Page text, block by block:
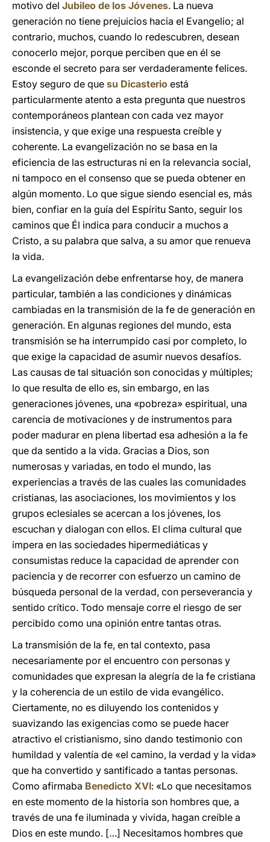
motivo del Jubileo de los Jóvenes. La nueva
generación no tiene prejuicios hacia el Evangelio; al
contrario, muchos, cuando lo redescubren, desean
conocerlo mejor, porque perciben que en él se
esconde el secreto para ser verdaderamente felices.
Estoy seguro de que su Dicasterio está
particularmente atento a esta pregunta que nuestros
contemporáneos plantean con cada vez mayor
insistencia, y que exige una respuesta creíble y
coherente. La evangelización no se basa en la
eficiencia de las estructuras ni en la relevancia social,
ni tampoco en el consenso que se pueda obtener en
algún momento. Lo que sigue siendo esencial es, más
bien, confiar en la guía del Espíritu Santo, seguir los
caminos que Él indica para conducir a muchos a
Cristo, a su palabra que salva, a su amor que renueva
la vida.
La evangelización debe enfrentarse hoy, de manera
particular, también a las condiciones y dinámicas
cambiadas en la transmisión de la fe de generación en
generación. En algunas regiones del mundo, esta
transmisión se ha interrumpido casi por completo, lo
que exige la capacidad de asumir nuevos desafíos.
Las causas de tal situación son conocidas y múltiples;
lo que resulta de ello es, sin embargo, en las
generaciones jóvenes, una «pobreza» espiritual, una
carencia de motivaciones y de instrumentos para
poder madurar en plena libertad esa adhesión a la fe
que da sentido a la vida. Gracias a Dios, son
numerosas y variadas, en todo el mundo, las
experiencias a través de las cuales las comunidades
cristianas, las asociaciones, los movimientos y los
grupos eclesiales se acercan a los jóvenes, los
escuchan y dialogan con ellos. El clima cultural que
impera en las sociedades hipermediáticas y
consumistas reduce la capacidad de aprender con
paciencia y de recorrer con esfuerzo un camino de
búsqueda personal de la verdad, con perseverancia y
sentido crítico. Todo mensaje corre el riesgo de ser
percibido como una opinión entre tantas otras.
La transmisión de la fe, en tal contexto, pasa
necesariamente por el encuentro con personas y
comunidades que expresan la alegría de la fe cristiana
y la coherencia de un estilo de vida evangélico.
Ciertamente, no es diluyendo los contenidos y
suavizando las exigencias como se puede hacer
atractivo el cristianismo, sino dando testimonio con
humildad y valentía de «el camino, la verdad y la vida»
que ha convertido y santificado a tantas personas.
Como afirmaba Benedicto XVI: «Lo que necesitamos
en este momento de la historia son hombres que, a
través de una fe iluminada y vivida, hagan creíble a
Dios en este mundo. […] Necesitamos hombres que